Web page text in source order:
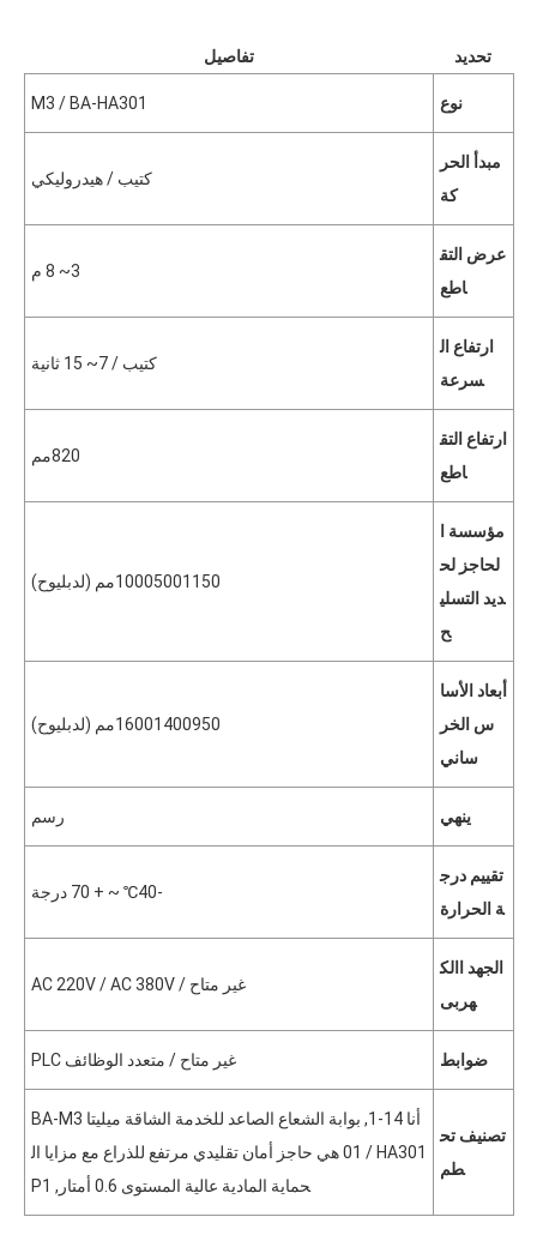
تحديد تفاصيل
نوع M3 / BA-HA301
مبدأ الحر
كة
كتيب / هيدروليكي
عرض التق
اطع
3~ 8 م
ارتفاع ال
سرعة
كتيب / 7~ 15 ثانية
ارتفاع التق
اطع
820مم
مؤسسة ا
لحاجز لح
ديد التسلي
ح
10005001150مم (ل دبليوح)
أبعاد الأسا
س الخر
ساني
16001400950مم (ل دبليوح)
ينهي رسم
تقييم درج
ة الحرارة
-40℃ ~ + 70 درجة
الجهد االك
هربى
غير متاح / AC 220V/AC 380V
ضوابط غير متاح / متعدد الوظائف PLC
تصنيف تح
طم
أنا 14-1, بوابة الشعاع الصاعد للخدمة الشاقة ميليتا BA-M3
01 / HA301 هي حاجز أمان تقليدي مرتفع للذراع مع مزايا ال
حماية المادية عالية المستوى 0.6 أمتار,
P1